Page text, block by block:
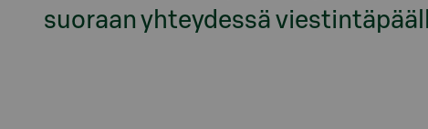
suoraan yhteydessä